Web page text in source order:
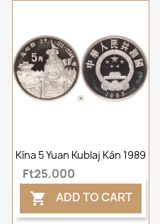
Kína 5 Yuan Kublaj Kán 1989
Ft25,000
 ADD TO CART